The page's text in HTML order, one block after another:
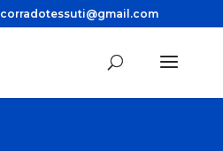
corradotessuti@gmail.com